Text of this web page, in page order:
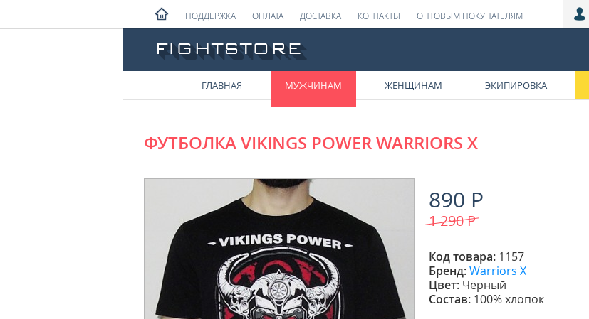
ПОДДЕРЖКА ОПЛАТА ДОСТАВКА КОНТАКТЫ ОПТОВЫМ ПОКУПАТЕЛЯМ
ГЛАВНАЯ МУЖЧИНАМ ЖЕНЩИНАМ ЭКИПИРОВКА
ФУТБОЛКА VIKINGS POWER WARRIORS X
890 Р
1 290Р
Код товара: 1157
Бренд:Warriors X
Цвет: Чёрный
Состав: 100% хлопок